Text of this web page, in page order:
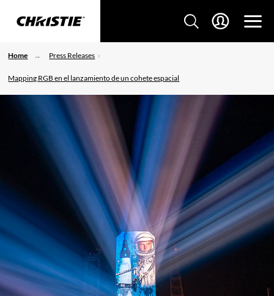
Home Press Releases
Mapping RGB en el lanzamiento de un cohete espacial